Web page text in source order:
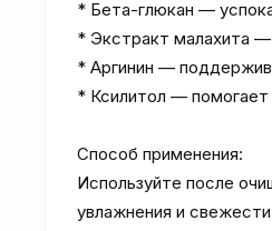
* Бета-глюкан —
* Экстракт малахита —
* Аргинин —
* Ксилитол — помогает
Способ применения:
Используйте после
увлажнения и